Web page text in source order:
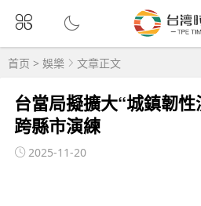
首页 > 娛樂 文章正文
台當局擬擴大“城鎮韌
跨縣市演練
2025-11-20